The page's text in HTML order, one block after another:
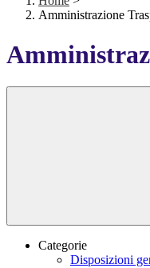
Amministrazione
Categorie
Disposizioni